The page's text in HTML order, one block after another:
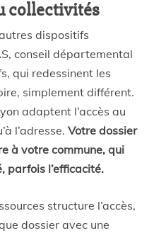
collectivités
dispositifs
conseil départemental
qui redessinent les
simplement différent.
adaptent l’accès au
l’adresse. Votre dossier
à votre commune, qui
parfois l’efficacité.
structure l’accès,
dossier avec une